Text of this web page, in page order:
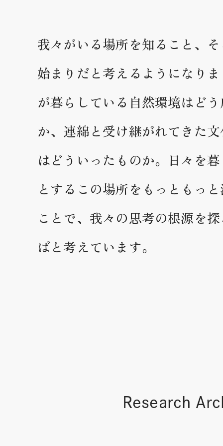
我々がいる場所を知ること、
始まりだと考えるようになり
が暮らしている自然環境はど
か、連綿と受け継がれてきた
はどういったものか。日々を
とするこの場所をもっともっ
ことで、我々の思考の根源を
ばと考えています。
Research